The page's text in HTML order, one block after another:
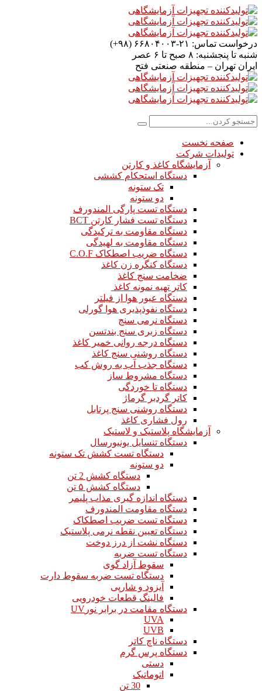
درخواست تماس: ۲۱-۶۶۸۰۴۰۰۳ (۹۸+)
شنبه تا پنجشنبه: ۸ صبح تا ۶ عصر
ایران تهران – منطقه صنعتی فتح
صفحه نخست
تولیدات شرکت
آزمایشگاه کاغذ و کارتن
دستگاه استحکام کششی
تک ستونه
دو ستونه
دستگاه تست پارگی المندورف
دستگاه تست فشار کارتن BCT
دستگاه مقاومت به ترکیدگی
دستگاه مقاومت به لهیدگی
دستگاه ضریب اصطکاک C.O.F
دستگاه کنگره زن کاغذ
ضخامت سنج کاغذ
کاتر تهیه نمونه کاغذ
دستگاه عبور هوا از فیلتر
دستگاه نفوذپذیری هوا گورلی
دستگاه نرمی سنج
دستگاه زبری سنج بندتسن
دستگاه درجه روانی خمیر کاغذ
دستگاه روشنی سنج کاغذ
دستگاه جذب آب به روش کب
دستگاه مشروط ساز
دستگاه تا خوردگی
کاتر گردبر گرماژ
دستگاه روشنی سنج پرتابل
رول فشاری کاغذ
آزمایشگاه پلاستیک و لاستیک
دستگاه تنسایل یونیورسال
دستگاه تست کشش تک ستونه
دو ستونه
دستگاه کشش 2 تن
دستگاه کشش ۵ تن
دستگاه اندازه گیری مذاب پلیمر
دستگاه مقاومت المندورف
دستگاه تست ضریب اصطکاک
دستگاه تعیین نقطه نرمی پلاستیک
دستگاه نشت از درز دوخت
دستگاه تست ضربه
سقوط آزاد گوی
دستگاه تست ضربه سقوط دارت
آیزود و شارپی
فالینگ قطعات خودرویی
دستگاه مقامت در برابر نورUV
UVA
UVB
دستگاه ناچ کاتر
دستگاه پرس گرم
دستی
اتوماتیک
30 تن